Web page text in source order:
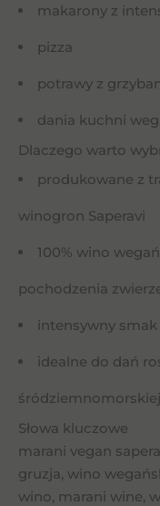
makarony z
pizza
potrawy z
dania kuchni
Dlaczego warto
produkowane z
winogron Saperavi
100% wino
pochodzenia
intensywny
idealne do dań
śródziemnomorskiej
Słowa kluczowe
marani vegan
gruzja, wino
wino, marani wine,